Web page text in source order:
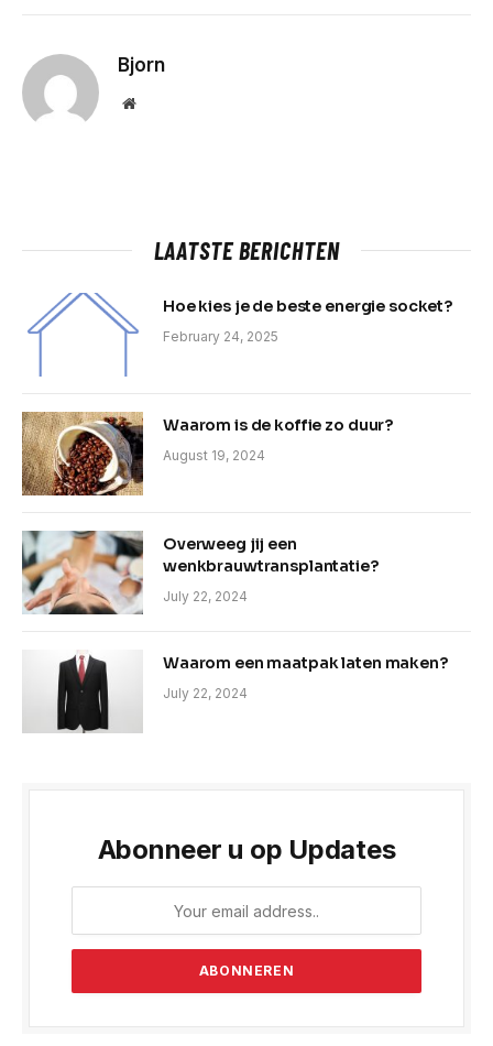
Bjorn
Website
LAATSTE BERICHTEN
Hoe kies je de beste energie socket?
February 24, 2025
Waarom is de koffie zo duur?
August 19, 2024
Overweeg jij een
wenkbrauwtransplantatie?
July 22, 2024
Waarom een maatpak laten maken?
July 22, 2024
Abonneer u op Updates